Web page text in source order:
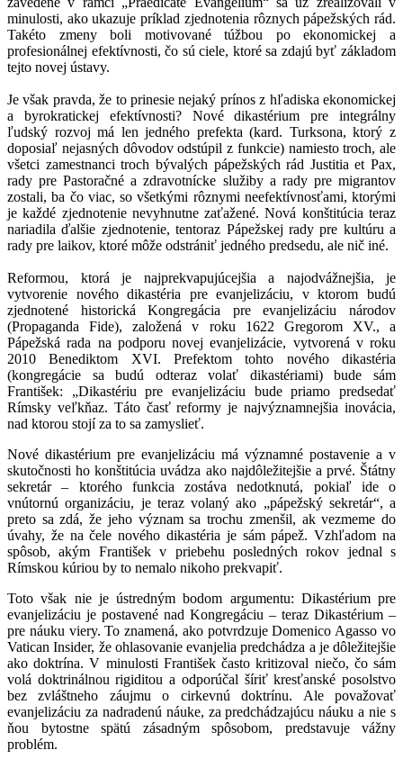
minulosti, ako ukazuje príklad zjednotenia rôznych pápežských rád.
Takéto zmeny boli motivované túžbou po ekonomickej a
profesionálnej efektívnosti, čo sú ciele, ktoré sa zdajú byť základom
tejto novej ústavy.
Je však pravda, že to prinesie nejaký prínos z hľadiska ekonomickej
a byrokratickej efektívnosti? Nové dikastérium pre integrálny
ľudský rozvoj má len jedného prefekta (kard. Turksona, ktorý z
doposiaľ nejasných dôvodov odstúpil z funkcie) namiesto troch, ale
všetci zamestnanci troch bývalých pápežských rád Justitia et Pax,
rady pre Pastoračné a zdravotnícke služiby a rady pre migrantov
zostali, ba čo viac, so všetkými rôznymi neefektívnosťami, ktorými
je každé zjednotenie nevyhnutne zaťažené. Nová konštitúcia teraz
nariadila ďalšie zjednotenie, tentoraz Pápežskej rady pre kultúru a
rady pre laikov, ktoré môže odstrániť jedného predsedu, ale nič iné.
Reformou, ktorá je najprekvapujúcejšia a najodvážnejšia, je
vytvorenie nového dikastéria pre evanjelizáciu, v ktorom budú
zjednotené historická Kongregácia pre evanjelizáciu národov
(Propaganda Fide), založená v roku 1622 Gregorom XV., a
Pápežská rada na podporu novej evanjelizácie, vytvorená v roku
2010 Benediktom XVI. Prefektom tohto nového dikastéria
(kongregácie sa budú odteraz volať dikastériami) bude sám
František: „Dikastériu pre evanjelizáciu bude priamo predsedať
Rímsky veľkňaz. Táto časť reformy je najvýznamnejšia inovácia,
nad ktorou stojí za to sa zamyslieť.
Nové dikastérium pre evanjelizáciu má významné postavenie a v
skutočnosti ho konštitúcia uvádza ako najdôležitejšie a prvé. Štátny
sekretár – ktorého funkcia zostáva nedotknutá, pokiaľ ide o
vnútornú organizáciu, je teraz volaný ako „pápežský sekretár“, a
preto sa zdá, že jeho význam sa trochu zmenšil, ak vezmeme do
úvahy, že na čele nového dikastéria je sám pápež. Vzhľadom na
spôsob, akým František v priebehu posledných rokov jednal s
Rímskou kúriou by to nemalo nikoho prekvapiť.
Toto však nie je ústredným bodom argumentu: Dikastérium pre
evanjelizáciu je postavené nad Kongregáciu – teraz Dikastérium –
pre náuku viery. To znamená, ako potvrdzuje Domenico Agasso vo
Vatican Insider, že ohlasovanie evanjelia predchádza a je dôležitejšie
ako doktrína. V minulosti František často kritizoval niečo, čo sám
volá doktrinálnou rigiditou a odporúčal šíriť kresťanské posolstvo
bez zvláštneho záujmu o cirkevnú doktrínu. Ale považovať
evanjelizáciu za nadradenú náuke, za predchádzajúcu náuku a nie s
ňou bytostne spätú zásadným spôsobom, predstavuje vážny
problém.